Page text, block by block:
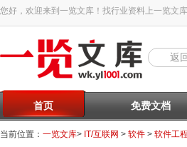
您好，欢迎来到一览文库！找行业资料上一览文库
返
首页 免费文档
当前位置： 一览文库> IT/互联网 > 软件 > 软件工